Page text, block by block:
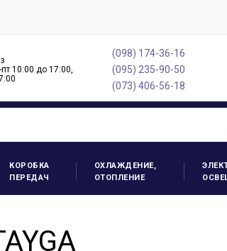
10:00 до 17:00,
(098) 174-36-16
(095) 235-90-50
(073) 406-56-18
КОРОБКА
ПЕРЕДАЧ
ОХЛАЖДЕНИЕ,
ОТОПЛЕНИЕ